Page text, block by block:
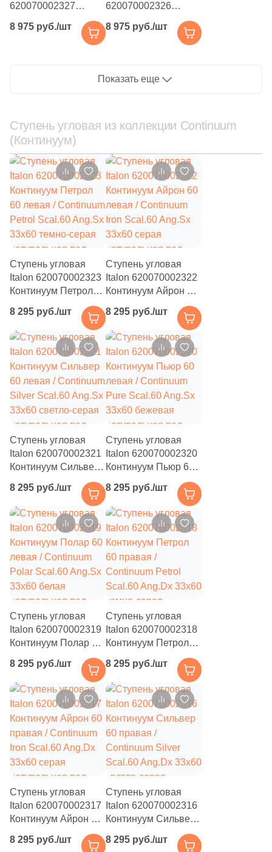
Naeen Tile (7 )
Nanda Tiles (15 )
New Trend (215)
Nice Ker ( 36
NovaBell (26)
Novin Ceram (84)
NuovoCorso ( 3)
Ocean Ceramic (272
One Touch ceramic ( 31)
Onlygres ( 39)
Orinda (6 )
Oset (19)
Pamesa Ceramica (905)
Panaria (4)
Pardis Ceram Pazh ( 115)
Pars Tile (2)
Pastorelli ( 22)
Peronda (
Persepolis Tile (63)
Persian Tile (10)
Piemme Ceramiche ( 24)
146)
Pieza Ceramica (95)
Planet Ceramics (99)
Porcelanicos HDC ( 63
Porcelanite Dos (
Porcelanosa (225)
Porsixty (4)
Premium GT (10)
Primavera (397)
Prissmacer (195)
620070002327
120 / Continuum Iron
8 975 руб./шт
620070002326
Континуум Сильвер
120 / Continuum
Silver Scal.120 Front
8 975 руб./шт
Показать еще
Ступень угловая из коллекции Continuum
(Континуум)
Ступень угловая
Italon 620070002323
Континуум Петрол
60 левая / Continuum
Petrol Scal.60 Ang.Sx
33x60 темно-серая
натуральная под
бетон
8 295 руб./шт
Ступень угловая
Italon 620070002322
Континуум Айрон 60
левая / Continuum
Iron Scal.60 Ang.Sx
33x60 серая
натуральная под
бетон
8 295 руб./шт
Ступень угловая
Italon 620070002321
Континуум Сильвер
60 левая / Continuum
Silver Scal.60 Ang.Sx
33x60 светло-серая
натуральная под
бетон
8 295 руб./шт
Ступень угловая
Italon 620070002320
Континуум Пьюр 60
левая / Continuum
Pure Scal.60 Ang.Sx
33x60 бежевая
натуральная под
бетон
8 295 руб./шт
Ступень угловая
Italon 620070002319
Континуум Полар 60
левая / Continuum
Polar Scal.60 Ang.Sx
33x60 белая
натуральная под
бетон
8 295 руб./шт
Ступень угловая
Italon 620070002318
Континуум Петрол
Continuum Petrol
Scal.60 Ang.Dx
33x60 темно-серая
натуральная под
бетон
8 295 руб./шт
Ступень угловая
Italon 620070002317
Континуум Айрон 60
правая / Continuum
Iron Scal.60 Ang.Dx
8 295 руб./шт
Ступень угловая
Italon 620070002316
Континуум Сильвер
Continuum Silver
8 295 руб./шт